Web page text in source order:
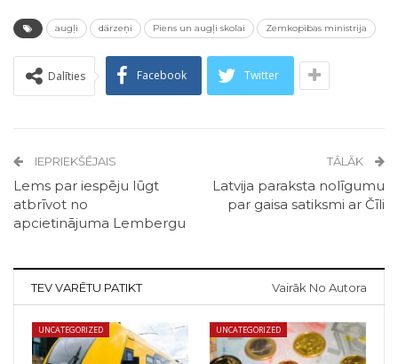
augļi dārzeņi Piens un augļi skolai Zemkopības ministrija
Dalīties Facebook Twitter
IEPRIEKŠĒJAIS
Lems par iespēju lūgt
atbrīvot no
apcietinājuma Lembergu
TĀLĀK
Latvija paraksta nolīgumu
par gaisa satiksmi ar Čīli
TEV VARĒTU PATIKT Vairāk No Autora
UNCATEGORIZED UNCATEGORIZED